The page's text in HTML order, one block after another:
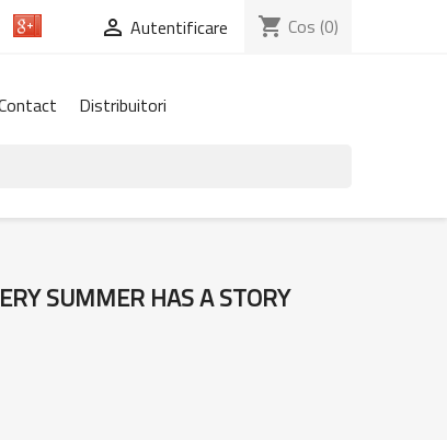
 Autentificare shopping_cart Cos (0)
Distribuitori
SUMMER HAS A STORY